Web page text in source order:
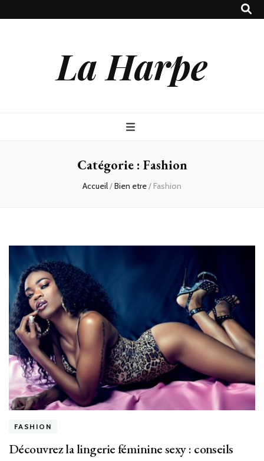
La Harpe
Catégorie : Fashion
Accueil/Bien etre/ Fashion
FASHION
Découvrez la lingerie féminine sexy : conseils